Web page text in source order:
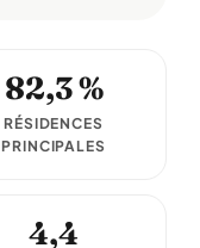
82,3 %
RÉSIDENCES
PRINCIPALES
4,4